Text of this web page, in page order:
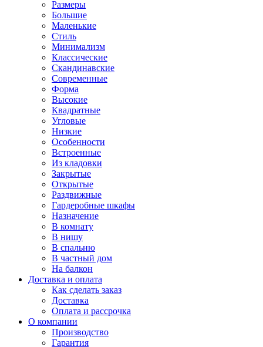
Размеры
Большие
Маленькие
Стиль
Минимализм
Классические
Скандинавские
Современные
Форма
Высокие
Квадратные
Угловые
Низкие
Особенности
Встроенные
Из кладовки
Закрытые
Открытые
Раздвижные
Гардеробные шкафы
Назначение
В комнату
В нишу
В спальню
В частный дом
На балкон
Доставка и оплата
Как сделать заказ
Доставка
Оплата и рассрочка
О компании
Производство
Гарантия